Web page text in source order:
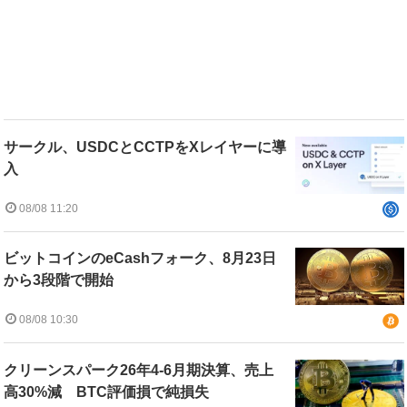
サークル、USDCとCCTPをXレイヤーに導
入
08/08 11:20
ビットコインのeCashフォーク、8月23日
から3段階で開始
08/08 10:30
クリーンスパーク26年4-6月期決算、売上
高30%減 BTC評価損で純損失